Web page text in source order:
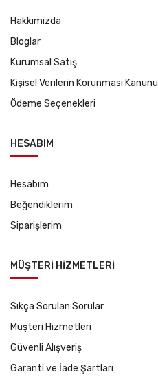
Hakkımızda
Bloglar
Kurumsal Satış
Kişisel Verilerin Korunması Kanunu
Ödeme Seçenekleri
HESABIM
Hesabım
Beğendiklerim
Siparişlerim
MÜŞTERİ HİZMETLERİ
Sıkça Sorulan Sorular
Müşteri Hizmetleri
Güvenli Alışveriş
Garanti ve İade Şartları